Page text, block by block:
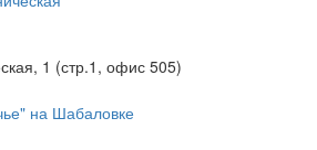
1 (стр.1, офис 505)
на Шабаловке